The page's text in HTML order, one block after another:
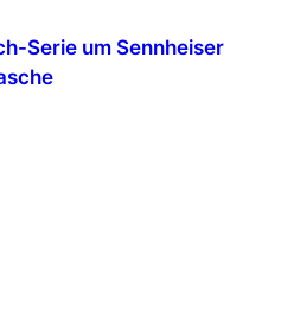
Serie um Sennheiser